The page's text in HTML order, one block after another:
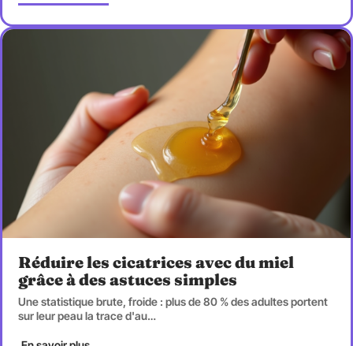
Réduire les cicatrices avec du miel
grâce à des astuces simples
Une statistique brute, froide : plus de 80 % des adultes portent
sur leur peau la trace d'au…